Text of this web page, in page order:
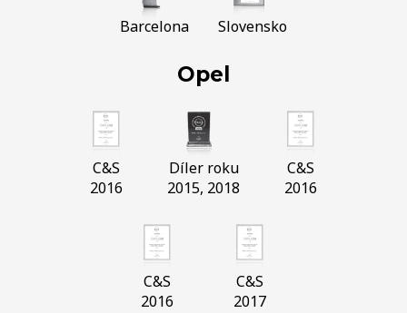
Barcelona Slovensko
Opel
C&S
2016
Díler roku
2015, 2018
C&S
2016
C&S
2016
C&S
2017